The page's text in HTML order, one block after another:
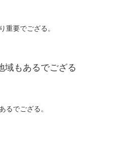
重要でござる。
域もあるでござる
るでござる。